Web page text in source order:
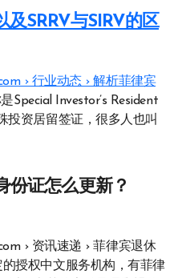
SRRV与SIRV的区
› 行业动态 › 解析菲律宾
Special Investor’s Resident
投资居留签证，很多人也叫
份证怎么更新？
› 资讯速递 › 菲律宾退休
授权中文服务机构，有菲律